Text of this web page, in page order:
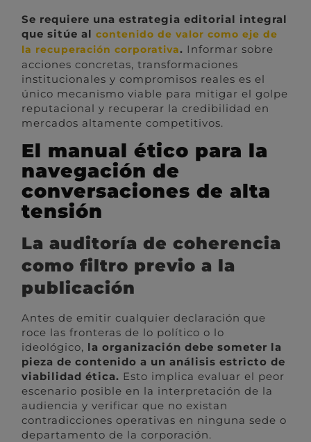
Se requiere una estrategia editorial integral
que sitúe al contenido de valor como eje de
la recuperación corporativa. Informar sobre
acciones concretas, transformaciones
institucionales y compromisos reales es el
único mecanismo viable para mitigar el golpe
reputacional y recuperar la credibilidad en
mercados altamente competitivos.
El manual ético para la
navegación de
conversaciones de alta
tensión
La auditoría de coherencia
como filtro previo a la
publicación
Antes de emitir cualquier declaración que
roce las fronteras de lo político o lo
ideológico, la organización debe someter la
pieza de contenido a un análisis estricto de
viabilidad ética. Esto implica evaluar el peor
escenario posible en la interpretación de la
audiencia y verificar que no existan
contradicciones operativas en ninguna sede o
departamento de la corporación.